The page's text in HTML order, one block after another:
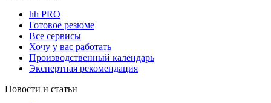
hh PRO
Готовое резюме
Все сервисы
Хочу у вас работать
Производственный календарь
Экспертная рекомендация
Новости и статьи